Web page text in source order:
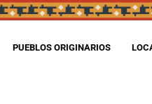
PUEBLOS ORIGINARIOS